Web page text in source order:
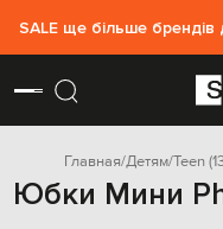
SALE ще більше брендів
Главная Детям Teen
Юбки Мини